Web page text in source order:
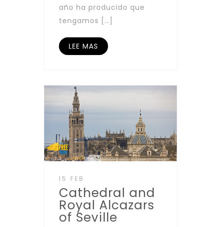
año ha producido que
tengamos […]
LEE MAS
15 FEB
Cathedral and
Royal Alcazars
of Seville